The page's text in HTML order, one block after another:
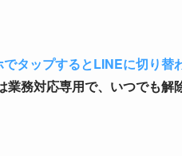
でタップするとLINEに切り替
業務対応専用で、いつでも解